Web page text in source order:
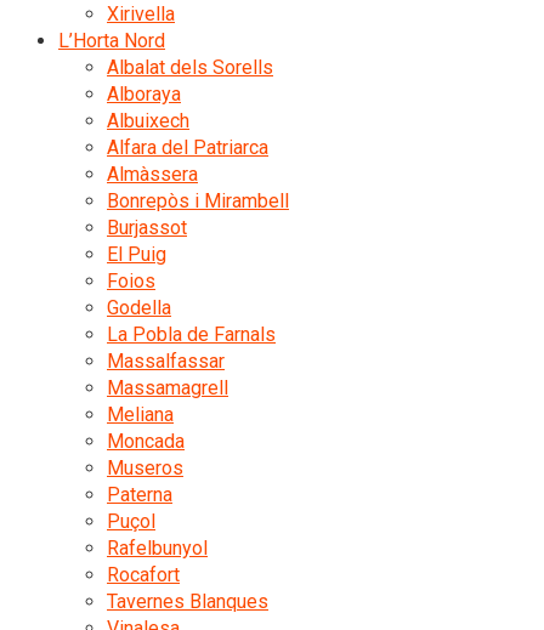
Xirivella
L’Horta Nord
Albalat dels Sorells
Alboraya
Albuixech
Alfara del Patriarca
Almàssera
Bonrepòs i Mirambell
Burjassot
El Puig
Foios
Godella
La Pobla de Farnals
Massalfassar
Massamagrell
Meliana
Moncada
Museros
Paterna
Puçol
Rafelbunyol
Rocafort
Tavernes Blanques